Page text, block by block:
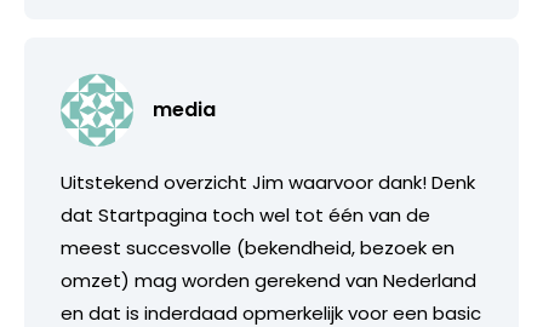
media
Uitstekend overzicht Jim waarvoor dank! Denk
dat Startpagina toch wel tot één van de
meest succesvolle (bekendheid, bezoek en
omzet) mag worden gerekend van Nederland
en dat is inderdaad opmerkelijk voor een basic